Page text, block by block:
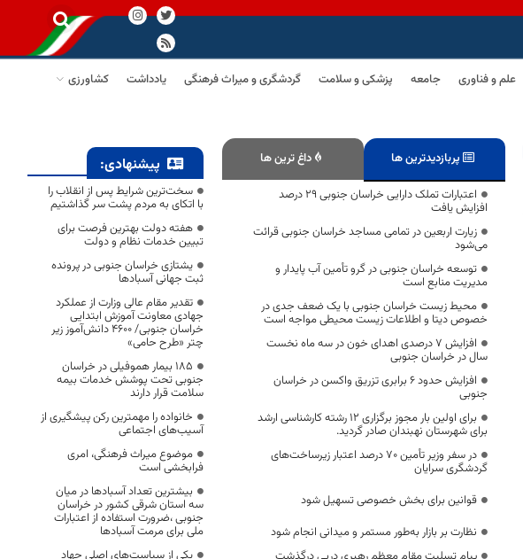
علم و فناوری جامعه پزشکی و سلامت گردشگری و میراث فرهنگی یادداشت
کشاورزی
پربازدیدترین ها داغ ترین ها
اعتبارات تملک دارایی‌ خراسان جنوبی ۲۹ درصد
افزایش یافت
زیارت اربعین در تمامی مساجد خراسان جنوبی قرائت
می‌شود
توسعه خراسان جنوبی در گرو تأمین آب پایدار و
مدیریت منابع است
محیط زیست خراسان جنوبی با یک ضعف جدی در
خصوص دیتا و اطلاعات زیست محیطی مواجه است
افزایش ۷ درصدی اهدای خون در سه ماه نخست
سال در خراسان جنوبی
افزایش حدود ۶ برابری تزریق واکسن در خراسان
جنوبی
برای اولین بار مجوز برگزاری ۱۲ رشته کارشناسی ارشد
برای شهرستان نهبندان صادر گردید.
در سفر وزیر تأمین ۷۰ درصد اعتبار زیرساخت‌های
گردشگری سرایان
قوانین برای بخش خصوصی تسهیل شود
نظارت بر بازار به‌طور مستمر و میدانی انجام شود
پیشنهادی:
سخت‌ترین شرایط پس از انقلاب را
با اتکای به مردم پشت سر گذاشتیم
هفته دولت بهترین فرصت برای
تبیین خدمات نظام و دولت
یشتازی خراسان جنوبی در پرونده
ثبت جهانی آسبادها
تقدیر مقام عالی وزارت از عملکرد
جهادی معاونت آموزش ابتدایی
خراسان جنوبی/ ۴۶۰۰ دانش‌آموز زیر
چتر «طرح حامی»
۱۸۵ بیمار هموفیلی در خراسان
جنوبی تحت پوشش خدمات بیمه
سلامت قرار دارند
خانواده را مهمترین رکن پیشگیری از
آسیب‌های اجتماعی
موضوع میراث فرهنگی، امری
فرابخشی است
بیشترین تعداد آسبادها در میان
سه استان شرقی کشور در خراسان
جنوبی ،ضرورت استفاده از اعتبارات
ملی برای مرمت آسبادها
یکی از سیاست‌های اصلی جهاد